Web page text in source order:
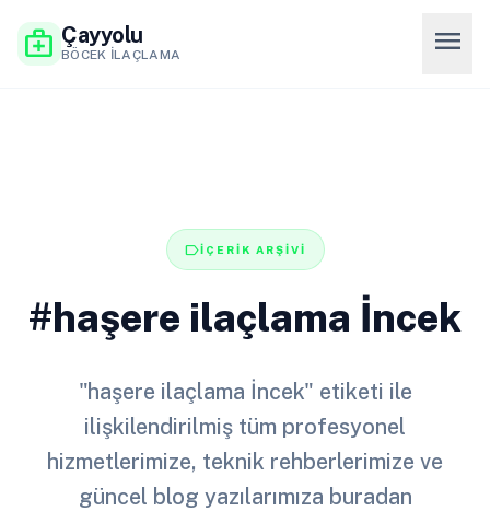
medical_services Çayyolu
BÖCEK İLAÇLAMA menu
labelİÇERİK ARŞİVİ
#haşere ilaçlama İncek
"haşere ilaçlama İncek" etiketi ile
ilişkilendirilmiş tüm profesyonel
hizmetlerimize, teknik rehberlerimize ve
güncel blog yazılarımıza buradan